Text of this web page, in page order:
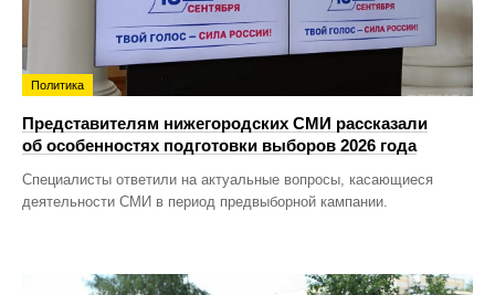
Политика
Представителям нижегородских СМИ рассказали
об особенностях подготовки выборов 2026 года
Специалисты ответили на актуальные вопросы, касающиеся
деятельности СМИ в период предвыборной кампании.